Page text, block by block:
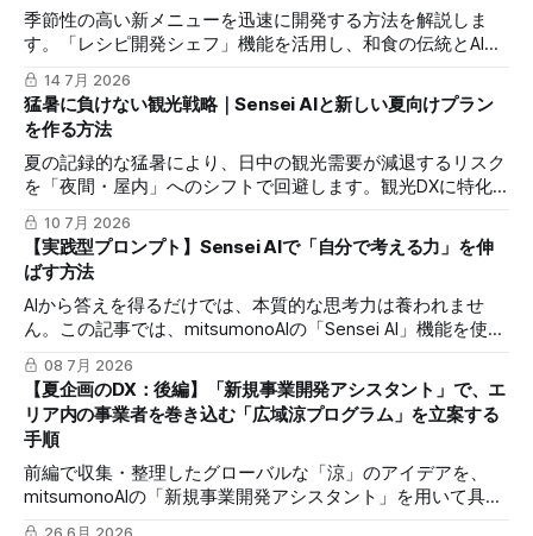
季節性の高い新メニューを迅速に開発する方法を解説しま
す。「レシピ開発シェフ」機能を活用し、和食の伝統とAIの
創造性を掛け合わせた、酷暑期に選ばれる一皿を最短時間で
構築します。
14 7月 2026
猛暑に負けない観光戦略｜Sensei AIと新しい夏向けプラン
を作る方法
夏の記録的な猛暑により、日中の観光需要が減退するリスク
を「夜間・屋内」へのシフトで回避します。観光DXに特化
したSensei AIを活用し、トレンドに即応した新プランの立案
からSNS発信までを最短時間で完結させる実践マニュアルで
す。
10 7月 2026
【実践型プロンプト】Sensei AIで「自分で考える力」を伸
ばす方法
AIから答えを得るだけでは、本質的な思考力は養われませ
ん。この記事では、mitsumonoAIの「Sensei AI」機能を使用
し、専門家との対話を通じて知識を定着させ、ビジネス課題
に対する洞察を深める具体的なマニュアルを解説します。
08 7月 2026
【夏企画のDX：後編】「新規事業開発アシスタント」で、エ
リア内の事業者を巻き込む「広域涼プログラム」を立案する
手順
前編で収集・整理したグローバルな「涼」のアイデアを、
mitsumonoAIの「新規事業開発アシスタント」を用いて具体
的な事業計画へと落とし込む手順を解説します。アイデアを